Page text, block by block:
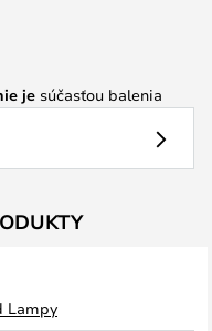
je súčasťou balenia
Lampy